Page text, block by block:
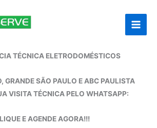
TÉCNICA ELETRODOMÉSTICOS
GRANDE SÃO PAULO E ABC PAULISTA
VISITA TÉCNICA PELO WHATSAPP:
E AGENDE AGORA!!!